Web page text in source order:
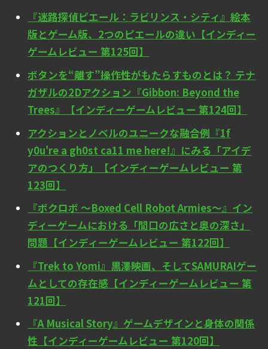
『迷路探偵ピエール：ラビリンス・シティ』絵本
版とゲーム版、2つのピエールの違い【インディー
ゲームレビュー 第125回】
ボタンを“離す”操作性がもたらすものとは？ テナ
ガザルの2Dアクション『Gibbon: Beyond the
Trees』【インディーゲームレビュー 第124回】
アクションとノベルのユニークな融合例『1f
y0u're a gh0st ca11 me here!』にみる「アイデ
アのつくり方」【インディーゲームレビュー 第
123回】
『ボクロボ ～Boxed Cell Robot Armies～』イン
ディーゲームにおける「間口の広さと奥の深さ」
問題【インディーゲームレビュー 第122回】
『Trek to Yomi』黒澤映画、そしてSAMURAIゲー
ムとしての存在感【インディーゲームレビュー 第
121回】
『A Musical Story』ゲームデザインと身体の関係
性【インディーゲームレビュー 第120回】